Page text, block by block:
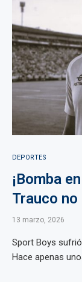
DEPORTES
¡Bomba
Trauco
13 marzo, 2026
Sport Boys
Hace apenas